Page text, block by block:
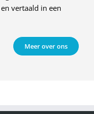
vertaald in een
Meer over ons